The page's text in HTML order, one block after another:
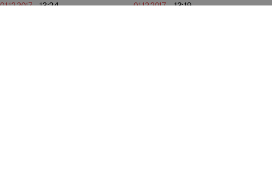
01.12.2017 13:24 01.12.2017 13:19